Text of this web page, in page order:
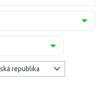
republika